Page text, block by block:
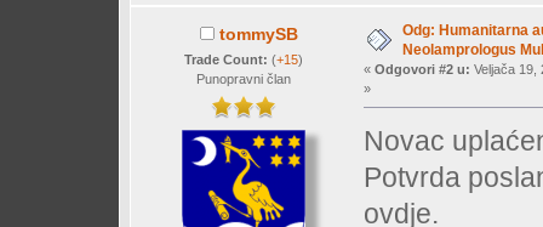
tommySB
Trade Count: (+15)
Punopravni član
Odg: Humanitarna
Neolamprologus
« Odgovori #2 u: Veljača 19,
»
Novac
Potvrda
ovdje.